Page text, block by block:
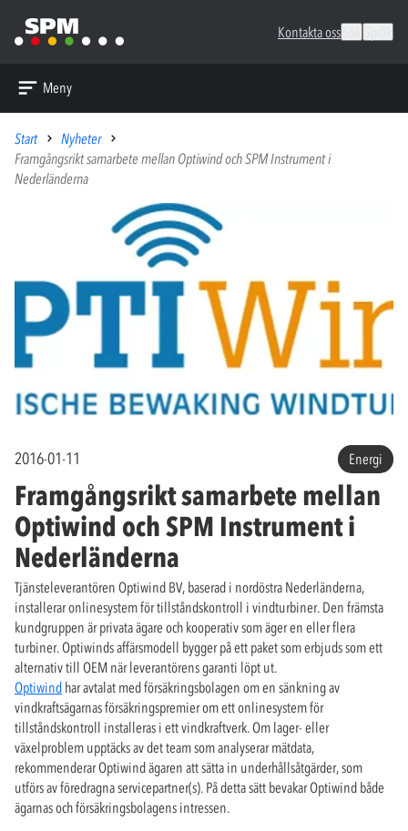
Kontakta oss
Meny
Start
Nyheter
Framgångsrikt samarbete mellan Optiwind och SPM Instrument i
Nederländerna
2016-01-11 Energi
Framgångsrikt samarbete mellan
Optiwind och SPM Instrument i
Nederländerna
Tjänsteleverantören Optiwind BV, baserad i nordöstra Nederländerna,
installerar onlinesystem för tillståndskontroll i vindturbiner. Den främsta
kundgruppen är privata ägare och kooperativ som äger en eller flera
turbiner. Optiwinds affärsmodell bygger på ett paket som erbjuds som ett
alternativ till OEM när leverantörens garanti löpt ut.
Optiwind har avtalat med försäkringsbolagen om en sänkning av
vindkraftsägarnas försäkringspremier om ett onlinesystem för
tillståndskontroll installeras i ett vindkraftverk. Om lager- eller
växelproblem upptäcks av det team som analyserar mätdata,
rekommenderar Optiwind ägaren att sätta in underhållsåtgärder, som
utförs av föredragna servicepartner(s). På detta sätt bevakar Optiwind både
ägarnas och försäkringsbolagens intressen.